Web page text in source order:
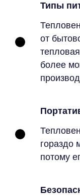
Типы
от
более
гораздо
потому